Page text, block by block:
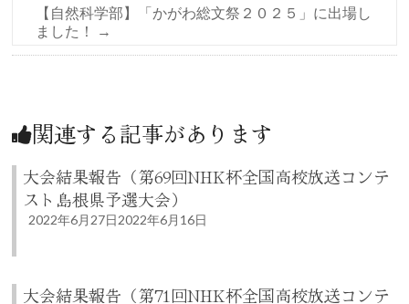
【自然科学部】「かがわ総文祭２０２５」に出場し
ました！
→
関連する記事があります
大会結果報告（第69回NHK杯全国高校放送コンテ
スト島根県予選大会）
2022年6月27日2022年6月16日
大会結果報告（第71回NHK杯全国高校放送コンテ